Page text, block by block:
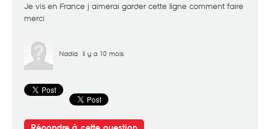
Je vis en France j aimerai garder cette ligne comment faire
merci
Nadia il y a 10 mois